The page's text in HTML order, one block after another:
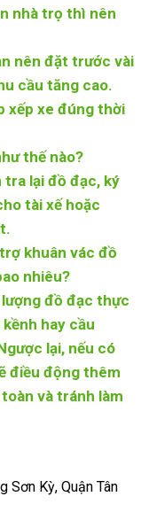
nhà trọ thì nên
nên đặt trước vài
cầu tăng cao.
xếp xe đúng thời
thế nào?
tra lại đồ đạc, ký
tài xế hoặc
khuân vác đồ
nhiêu?
lượng đồ đạc thực
hay cầu
lại, nếu có
điều động thêm
và tránh làm
Sơn Kỳ, Quận Tân